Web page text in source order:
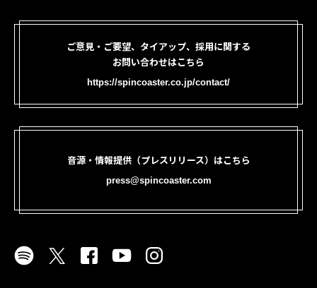
ご意見・ご要望、タイアップ、採用に関する
お問い合わせはこちら
https://spincoaster.co.jp/contact/
音源・情報提供（プレスリリース）はこちら
press@spincoaster.com